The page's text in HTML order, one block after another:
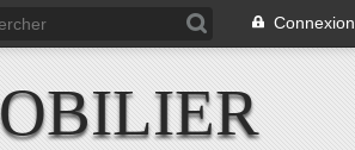
Connexion